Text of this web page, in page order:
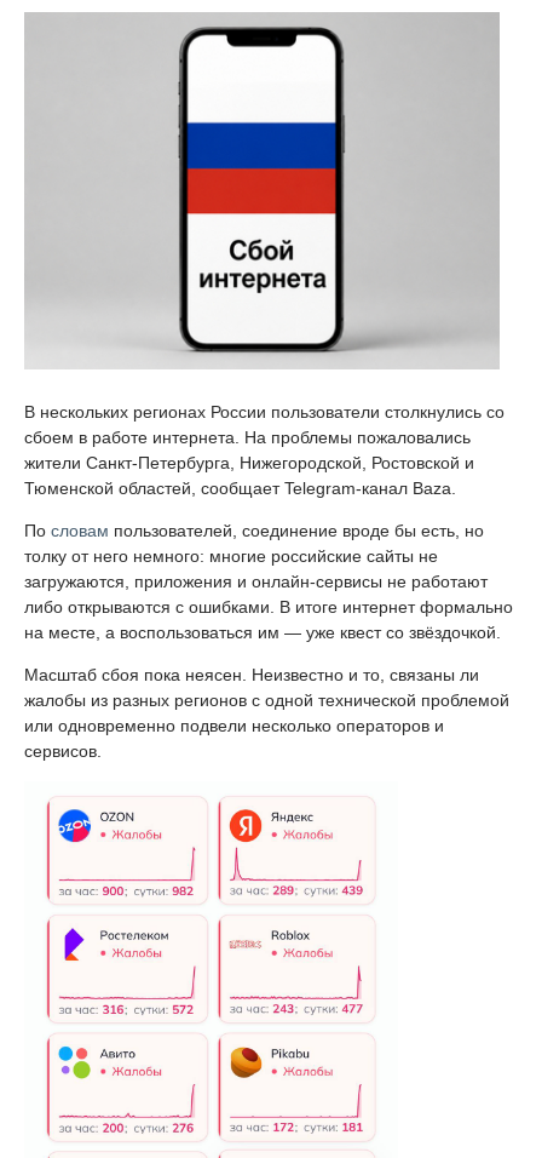
В нескольких регионах России пользователи столкнулись со
сбоем в работе интернета. На проблемы пожаловались
жители Санкт-Петербурга, Нижегородской, Ростовской и
Тюменской областей, сообщает Telegram-канал Baza.
По словам пользователей, соединение вроде бы есть, но
толку от него немного: многие российские сайты не
загружаются, приложения и онлайн-сервисы не работают
либо открываются с ошибками. В итоге интернет формально
на месте, а воспользоваться им — уже квест со звёздочкой.
Масштаб сбоя пока неясен. Неизвестно и то, связаны ли
жалобы из разных регионов с одной технической проблемой
или одновременно подвели несколько операторов и
сервисов.